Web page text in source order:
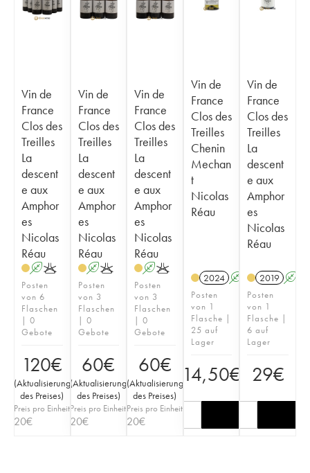
Vin de
France
Clos des
Treilles
La
descent
e aux
Amphor
es
Nicolas
Réau
AK
Posten
von 6
Flaschen
| 0
Gebote
120€
(Aktualisierung
des Preises)
Preis pro Einheit
20€
Vin de
France
Clos des
Treilles
La
descent
e aux
Amphor
es
Nicolas
Réau
AK
Posten
von 3
Flaschen
| 0
Gebote
60€
(Aktualisierung
des Preises)
Preis pro Einheit
20€
Vin de
France
Clos des
Treilles
La
descent
e aux
Amphor
es
Nicolas
Réau
AK
Posten
von 3
Flaschen
| 0
Gebote
60€
(Aktualisierung
des Preises)
Preis pro Einheit
20€
Vin de
France
Clos des
Treilles
Chenin
Mechan
t
Nicolas
Réau
2024 A K
Posten
von 1
Flasche |
25 auf
Lager
14,50€
Vin de
France
Clos des
Treilles
La
descent
e aux
Amphor
es
Nicolas
Réau
2019 A
Posten
von 1
Flasche |
6 auf
Lager
29€